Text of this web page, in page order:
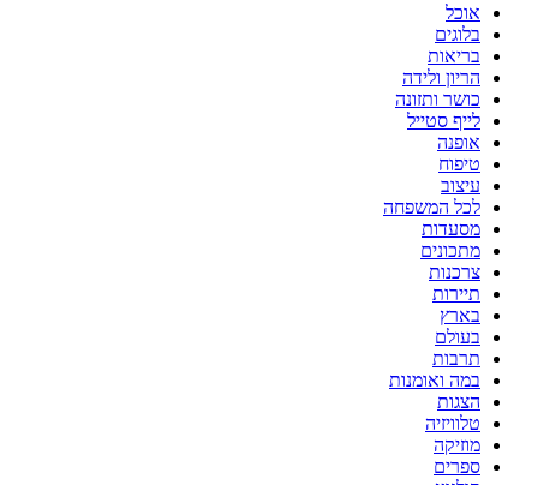
אוכל
בלוגים
בריאות
הריון ולידה
כושר ותזונה
לייף סטייל
אופנה
טיפוח
עיצוב
לכל המשפחה
מסעדות
מתכונים
צרכנות
תיירות
בארץ
בעולם
תרבות
במה ואומנות
הצגות
טלוויזיה
מוזיקה
ספרים